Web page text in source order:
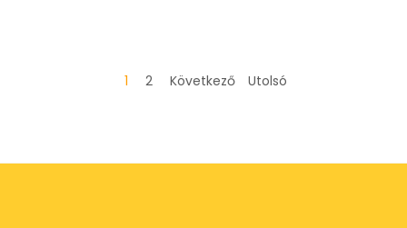
1 2 Következő Utolsó